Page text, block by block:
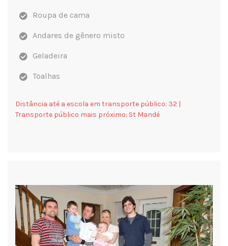
Roupa de cama
Andares de gênero misto
Geladeira
Toalhas
Distância até a escola em transporte público: 32 |
Transporte público mais próximo: St Mandé